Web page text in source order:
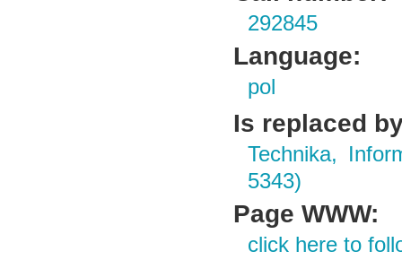
292845
Language:
pol
Is replaced
Technika,
5343)
Page WWW:
click here to